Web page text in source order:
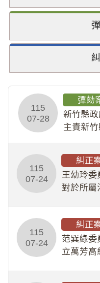
115
07-28
彈劾
新竹縣
主責新
幣1,483
贈；復罔
於停工期
115
07-24
糾正
王幼玲委
對於所屬
人員保
所定維護
115
07-24
糾正
范巽綠委
立萬芳高